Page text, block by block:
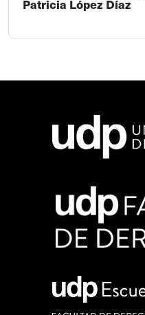
Patricia López Díaz